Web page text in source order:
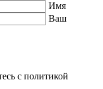
Имя
Ваш
с политикой